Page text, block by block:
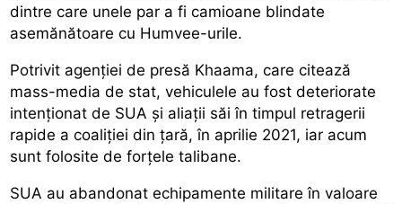
dintre care unele par a fi camioane blindate
asemănătoare cu Humvee-urile.
Potrivit agenției de presă Khaama, care citează
mass-media de stat, vehiculele au fost deteriorate
intenționat de SUA și aliații săi în timpul retragerii
rapide a coaliției din țară, în aprilie 2021, iar acum
sunt folosite de forțele talibane.
SUA au abandonat echipamente militare în valoare